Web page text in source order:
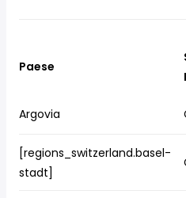
Paese
Argovia
[regions_switzerland.basel-
stadt]